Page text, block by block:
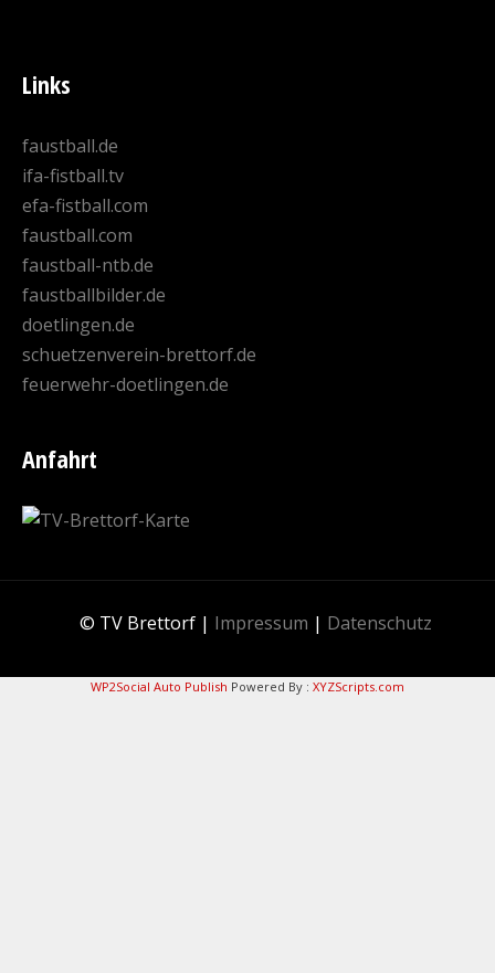
Links
faustball.de
ifa-fistball.tv
efa-fistball.com
faustball.com
faustball-ntb.de
faustballbilder.de
doetlingen.de
schuetzenverein-brettorf.de
feuerwehr-doetlingen.de
Anfahrt
© TV Brettorf | Impressum | Datenschutz
WP2Social Auto Publish Powered By : XYZScripts.com